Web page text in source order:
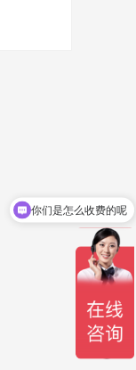
你们是怎么收费的呢